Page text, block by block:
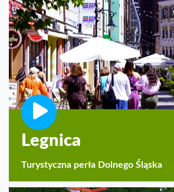
Legnica
Turystyczna perła Dolnego Śląska